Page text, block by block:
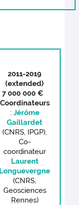
2011-2019
(extended)
7 000 000 €
Coordinateurs
: Jérôme
Gaillardet
(CNRS, IPGP),
Co-
coordinateur
Laurent
Longuevergne
(CNRS,
Geosciences
Rennes)